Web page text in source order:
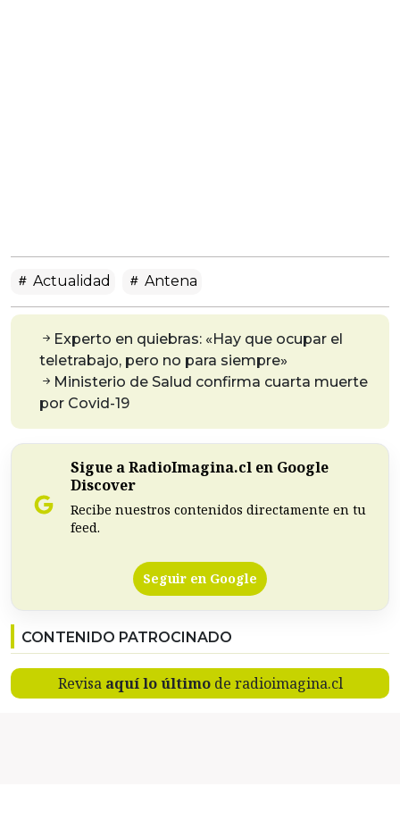
Actualidad Antena
Experto en quiebras: «Hay que ocupar el
teletrabajo, pero no para siempre»
Ministerio de Salud confirma cuarta muerte
por Covid-19
Sigue a RadioImagina.cl en Google
Discover
Recibe nuestros contenidos directamente en tu
feed.
Seguir en Google
CONTENIDO PATROCINADO
Revisa aquí lo últimode radioimagina.cl